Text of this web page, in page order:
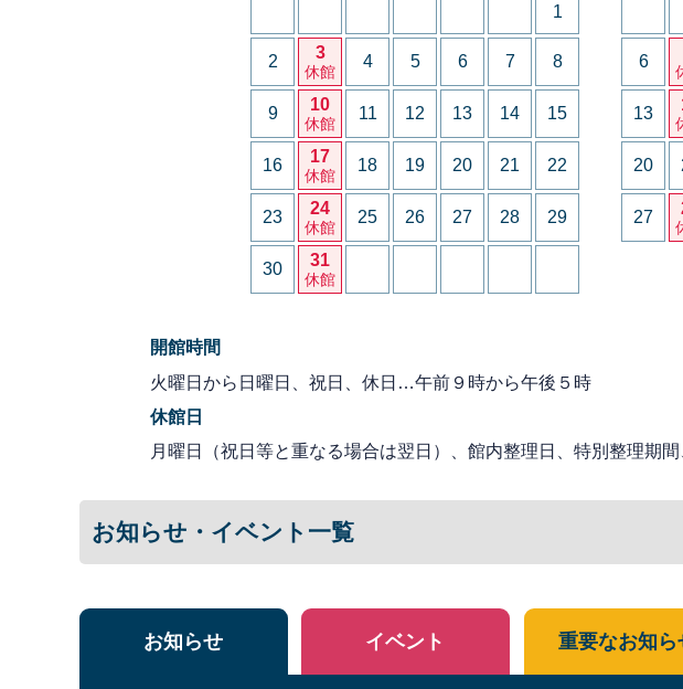
1
2 3
休館
4 5 6 7 8
9 10
休館
11 12 13 14 15
16 17
休館
18 19 20 21 22
23 24
休館
25 26 27 28 29
30 31
休館
6
13
20
27
開館時間
火曜日から日曜日、祝日、休日…午前９時から午後５時
休館日
月曜日（祝日等と重なる場合は翌日）、館内整理日、特別整理期
お知らせ・イベント一覧
お知らせ イベント 重要なお知ら